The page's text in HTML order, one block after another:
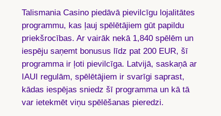
Talismania Casino piedāvā pievilcīgu lojalitātes
programmu, kas ļauj spēlētājiem gūt papildu
priekšrocības. Ar vairāk nekā 1,840 spēlēm un
iespēju saņemt bonusus līdz pat 200 EUR, šī
programma ir ļoti pievilcīga. Latvijā, saskaņā ar
IAUI regulām, spēlētājiem ir svarīgi saprast,
kādas iespējas sniedz šī programma un kā tā
var ietekmēt viņu spēlēšanas pieredzi.